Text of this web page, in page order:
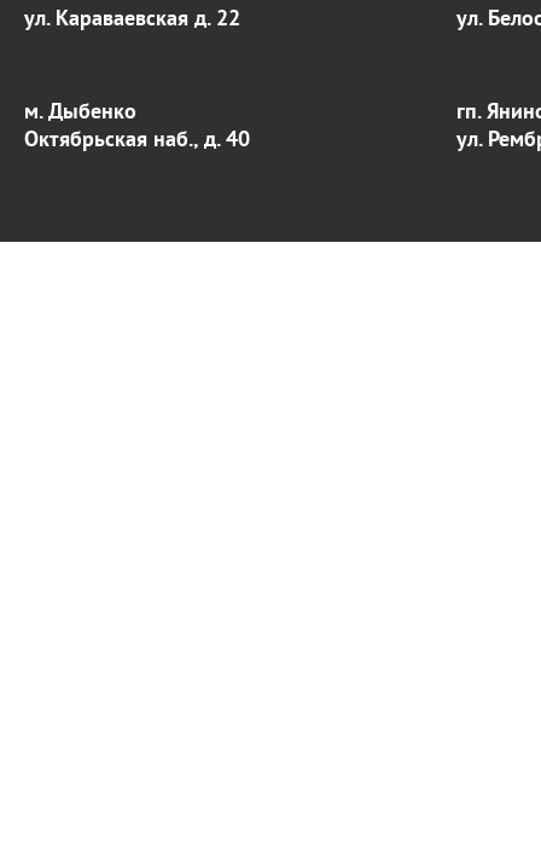
ул. Караваевская д. 22
ул.
м. Дыбенко
Октябрьская наб., д. 40
гп.
ул.